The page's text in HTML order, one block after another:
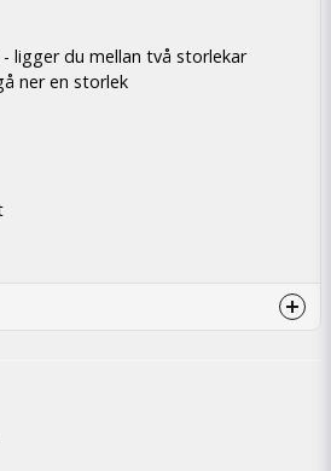
ligger du mellan två storlekar
ner en storlek